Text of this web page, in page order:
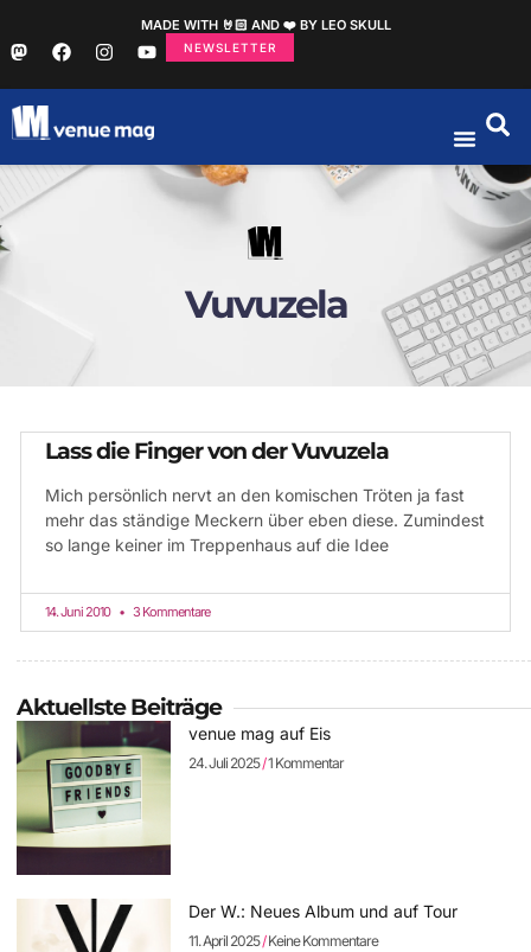
MADE WITH 🤘🏻 AND ❤️ BY LEO SKULL
NEWSLETTER
Vuvuzela
Lass die Finger von der Vuvuzela
Mich persönlich nervt an den komischen Tröten ja fast
mehr das ständige Meckern über eben diese. Zumindest
so lange keiner im Treppenhaus auf die Idee
14. Juni 2010 3 Kommentare
Aktuellste Beiträge
venue mag auf Eis
24. Juli 2025 1 Kommentar
Der W.: Neues Album und auf Tour
11. April 2025 Keine Kommentare